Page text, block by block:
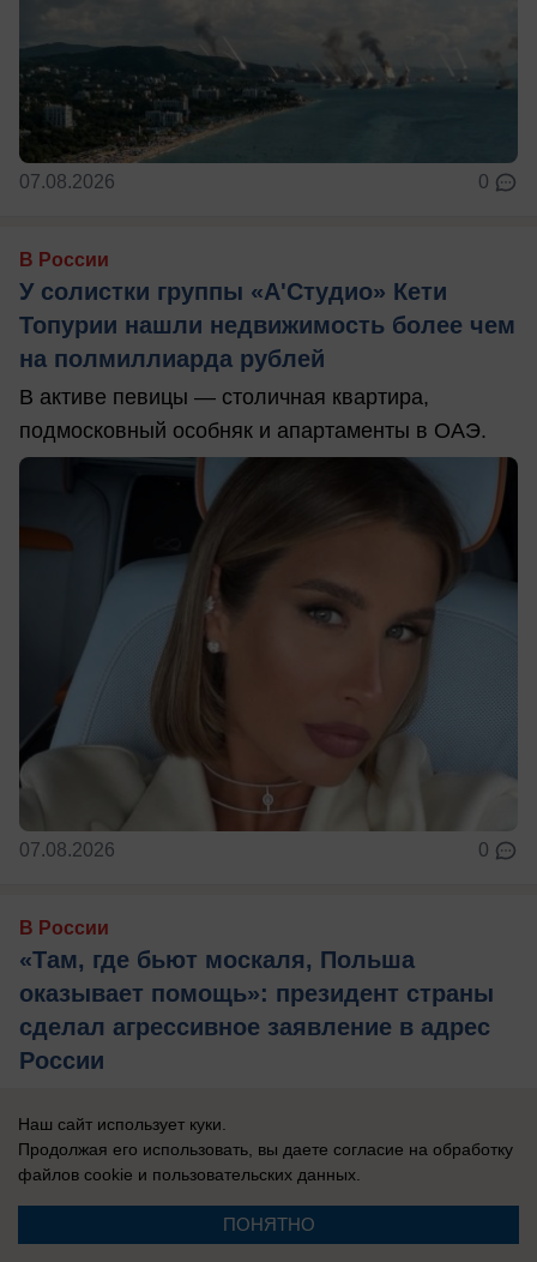
07.08.2026 0
В России
У солистки группы «А'Студио» Кети
Топурии нашли недвижимость более чем
на полмиллиарда рублей
В активе певицы — столичная квартира,
подмосковный особняк и апартаменты в ОАЭ.
07.08.2026 0
В России
«Там, где бьют москаля, Польша
оказывает помощь»: президент страны
сделал агрессивное заявление в адрес
России
русофобии», которая «влияет на когнитивные
способности».
Наш сайт использует куки.
Продолжая его использовать, вы даете согласие на обработку
файлов cookie и пользовательских данных.
ПОНЯТНО